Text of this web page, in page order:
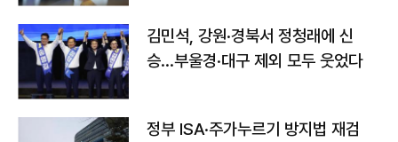
김민석, 강원·경북서 정청래에 신
승…부울경·대구 제외 모두 웃었다
정부 ISA·주가누르기 방지법 재검